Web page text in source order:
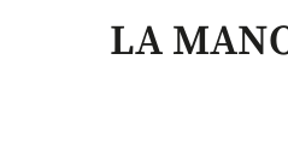
LA